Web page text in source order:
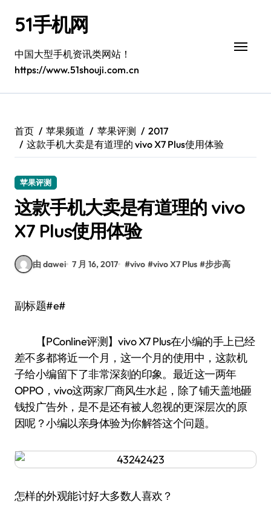
51手机网
中国大型手机资讯类网站！
https://www.51shouji.com.cn
首页 苹果频道 苹果评测
2017
这款手机大卖是有道理的 vivo X7 Plus使用体验
苹果评测
这款手机大卖是有道理的 vivo
X7 Plus使用体验
由 dawei 7 月 16, 2017 #vivo #vivo X7 Plus #步步高
副标题#e#
【PConline评测】vivo X7 Plus在小编的手上已经
差不多都将近一个月，这一个月的使用中，这款机
子给小编留下了非常深刻的印象。最近这一两年
OPPO，vivo这两家厂商风生水起，除了铺天盖地砸
钱投广告外，是不是还有被人忽视的更深层次的原
因呢？小编以亲身体验为你解答这个问题。
怎样的外观能讨好大多数人喜欢？